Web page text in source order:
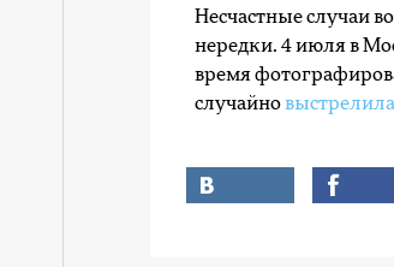
Несчастные случаи
нередки. 4 июля в
время
случайновыстрелила